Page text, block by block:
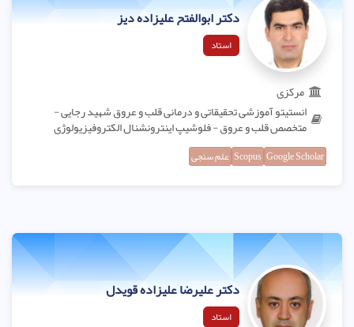
دکتر ابوالفتح علیزاده دیز
استاد
مرکزی
انستیتو آموزشی تحقیقاتی و درمانی قلب و عروق شهید رجایی -
متخصص قلب و عروق - فلوشیپ اینترونشنال الکتروفیزیولوژی
Google Scholar
Scopus علم سنجی
دکتر علیرضا علیزاده قویدل
استاد